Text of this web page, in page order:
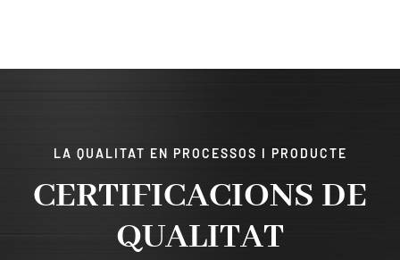
LA QUALITAT EN PROCESSOS I PRODUCTE
CERTIFICACIONS DE
QUALITAT